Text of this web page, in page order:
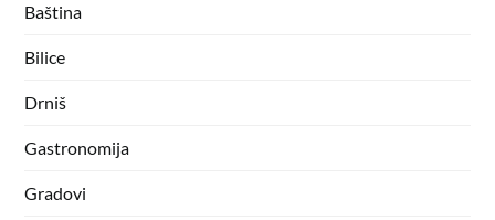
Baština
Bilice
Drniš
Gastronomija
Gradovi